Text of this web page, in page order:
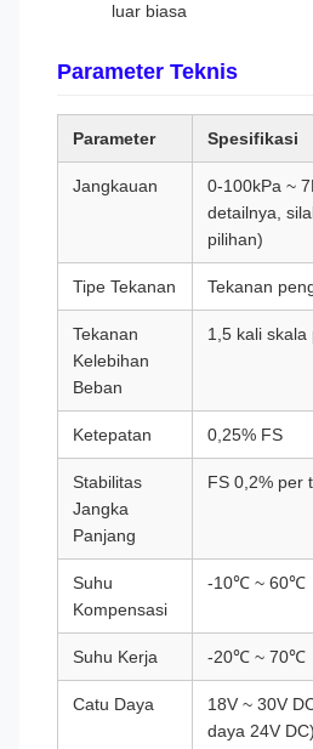
luar biasa
Parameter Teknis
Parameter Spesifikasi
Jangkauan
0-100kPa ~
detailnya,
pilihan)
Tipe Tekanan Tekanan
Tekanan
Kelebihan
Beban
1,5 kali skala
Ketepatan 0,25% FS
Stabilitas
Jangka
Panjang
FS 0,2% per
Suhu
Kompensasi
-10℃ ~ 60℃
Suhu Kerja -20℃ ~ 70℃
Catu Daya
18V ~ 30V
daya 24V DC)